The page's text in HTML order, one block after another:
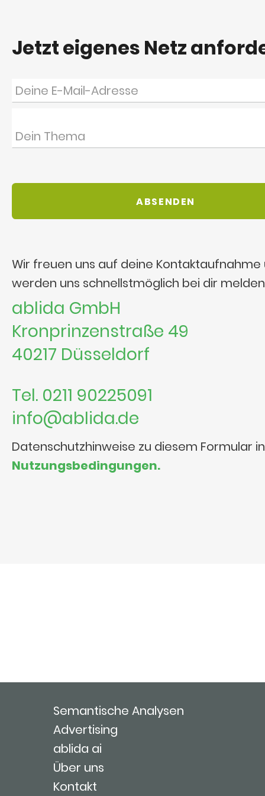
Jetzt eigenes Netz
Wir freuen uns auf deine Kontaktaufnahme
werden uns schnellstmöglich bei dir
ablida GmbH
Kronprinzenstraße 49
40217 Düsseldorf
Tel. 0211 90225091
info@ablida.de
Datenschutzhinweise zu diesem Formular
Nutzungsbedingungen.
Semantische Analysen
Advertising
ablida ai
Über uns
Kontakt